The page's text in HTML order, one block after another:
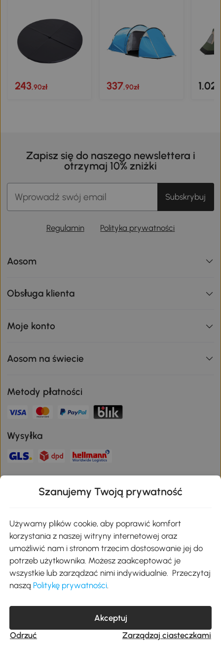
243,90zł 337,90zł
Zapisz się do naszego newslettera i
otrzymaj 10% zniżki
Subskrybuj
Regulamin Polityka prywatności
Aosom
Obsługa klienta
Moje konto
Aosom na świecie
Metody płatności
Wysyłka
Pobierz aplikację Aosom
Google Play
kontakt@aosom.pl
MH Handel GmbH, Wendenstraße 309, 20537 Hamburg Pon.-piąt.:
9:00 - 17:30
© 2017-2026 Wszystkie prawa zastrzeżone dla Aosom.
Szanujemy Twoją prywatność
Używamy plików cookie, aby poprawić komfort
korzystania z naszej witryny internetowej oraz
umożliwić nam i stronom trzecim dostosowanie jej do
potrzeb użytkownika. Możesz zaakceptować je
wszystkie lub zarządzać nimi indywidualnie. Przeczytaj
naszą Politykę prywatności.
Akceptuj
Odrzuć
Zarządzaj ciasteczkami